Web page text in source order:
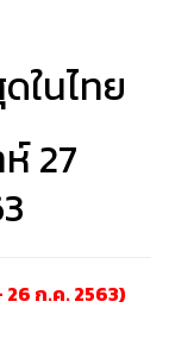
ในไทย
27
ก.ค. 2563)